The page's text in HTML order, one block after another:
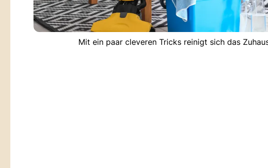
Mit ein paar cleveren Tricks reinigt sich das